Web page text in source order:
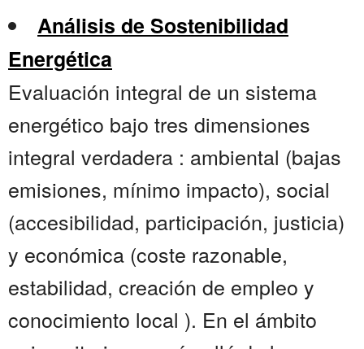
Análisis de Sostenibilidad
Energética
Evaluación integral de un sistema
energético bajo tres dimensiones
integral verdadera : ambiental (bajas
emisiones, mínimo impacto), social
(accesibilidad, participación, justicia)
y económica (coste razonable,
estabilidad, creación de empleo y
conocimiento local ). En el ámbito